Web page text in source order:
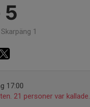
5
1
17:00
21 personer var kallade.